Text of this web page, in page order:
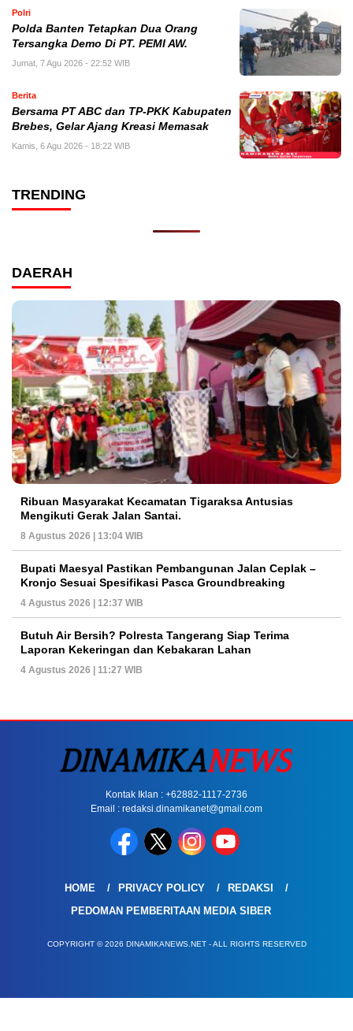
Polri
Polda Banten Tetapkan Dua Orang
Tersangka Demo Di PT. PEMI AW.
Jumat, 7 Agu 2026 - 22:52 WIB
Berita
Bersama PT ABC dan TP-PKK Kabupaten
Brebes, Gelar Ajang Kreasi Memasak
Kamis, 6 Agu 2026 - 18:22 WIB
TRENDING
DAERAH
Ribuan Masyarakat Kecamatan Tigaraksa Antusias
Mengikuti Gerak Jalan Santai.
8 Agustus 2026 | 13:04 WIB
Bupati Maesyal Pastikan Pembangunan Jalan Ceplak –
Kronjo Sesuai Spesifikasi Pasca Groundbreaking
4 Agustus 2026 | 12:37 WIB
Butuh Air Bersih? Polresta Tangerang Siap Terima
Laporan Kekeringan dan Kebakaran Lahan
4 Agustus 2026 | 11:27 WIB
Kontak Iklan : +62882-1117-2736
Email : redaksi.dinamikanet@gmail.com
HOME PRIVACY POLICY
REDAKSI
PEDOMAN PEMBERITAAN MEDIA SIBER
COPYRIGHT © 2026 DINAMIKANEWS.NET - ALL RIGHTS RESERVED